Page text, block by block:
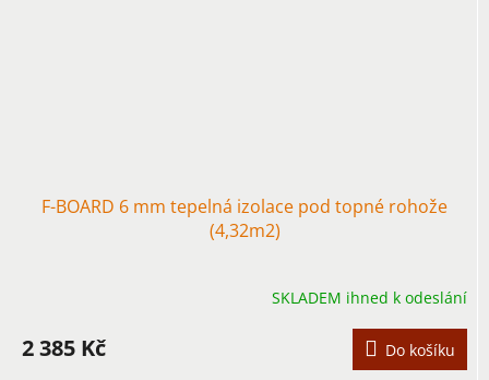
F-BOARD 6 mm tepelná izolace pod topné rohože
(4,32m2)
SKLADEM ihned k odeslání
2 385 Kč Do košíku